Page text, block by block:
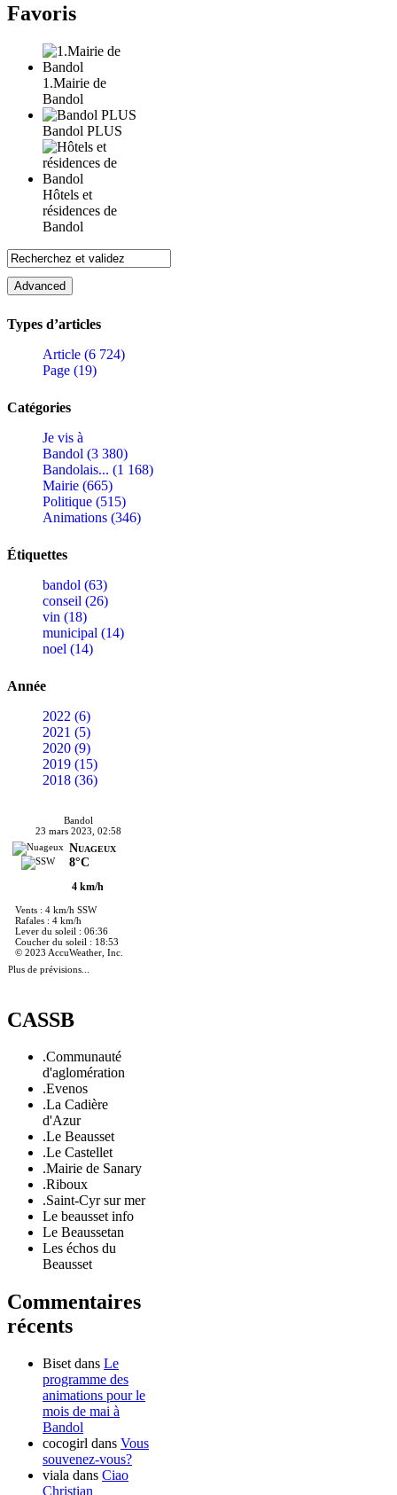
Favoris
1.Mairie de
Bandol
Bandol PLUS
Hôtels et
résidences de
Bandol
Types d’articles
Article (6 724)
Page (19)
Catégories
Je vis à
Bandol (3 380)
Bandolais... (1 168)
Mairie (665)
Politique (515)
Animations (346)
Étiquettes
bandol (63)
conseil (26)
vin (18)
municipal (14)
noel (14)
Année
2022 (6)
2021 (5)
2020 (9)
2019 (15)
2018 (36)
Bandol
23 mars 2023, 02:58
Nuageux
8°C
4 km/h
Vents : 4 km/h SSW
Rafales : 4 km/h
Lever du soleil : 06:36
Coucher du soleil : 18:53
© 2023 AccuWeather, Inc.
Plus de prévisions...
CASSB
.Communauté
d'aglomération
.Evenos
.La Cadière
d'Azur
.Le Beausset
.Le Castellet
.Mairie de Sanary
.Riboux
.Saint-Cyr sur mer
Le beausset info
Le Beaussetan
Les échos du
Beausset
Commentaires
récents
Biset dans Le
programme des
animations pour le
mois de mai à
Bandol
cocogirl dans Vous
souvenez-vous?
viala dans Ciao
Christian